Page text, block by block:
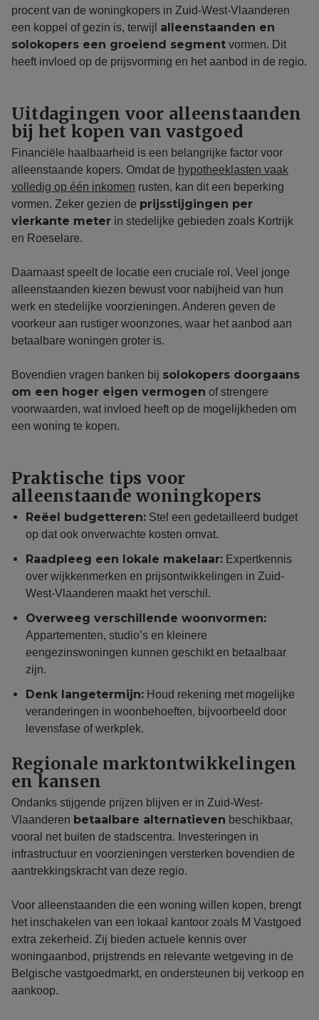
procent van de woningkopers in Zuid-West-Vlaanderen
een koppel of gezin is, terwijl alleenstaanden en
solokopers een groeiend segment vormen. Dit
heeft invloed op de prijsvorming en het aanbod in de regio.
Uitdagingen voor alleenstaanden
bij het kopen van vastgoed
Financiële haalbaarheid is een belangrijke factor voor
alleenstaande kopers. Omdat de hypotheeklasten vaak
volledig op één inkomen rusten, kan dit een beperking
vormen. Zeker gezien de prijsstijgingen per
vierkante meter in stedelijke gebieden zoals Kortrijk
en Roeselare.
Daarnaast speelt de locatie een cruciale rol. Veel jonge
alleenstaanden kiezen bewust voor nabijheid van hun
werk en stedelijke voorzieningen. Anderen geven de
voorkeur aan rustiger woonzones, waar het aanbod aan
betaalbare woningen groter is.
Bovendien vragen banken bij solokopers doorgaans
om een hoger eigen vermogen of strengere
voorwaarden, wat invloed heeft op de mogelijkheden om
een woning te kopen.
Praktische tips voor
alleenstaande woningkopers
Reëel budgetteren: Stel een gedetailleerd budget
op dat ook onverwachte kosten omvat.
Raadpleeg een lokale makelaar: Expertkennis
over wijkkenmerken en prijsontwikkelingen in Zuid-
West-Vlaanderen maakt het verschil.
Overweeg verschillende woonvormen:
Appartementen, studio’s en kleinere
eengezinswoningen kunnen geschikt en betaalbaar
zijn.
Denk langetermijn: Houd rekening met mogelijke
veranderingen in woonbehoeften, bijvoorbeeld door
levensfase of werkplek.
Regionale marktontwikkelingen
en kansen
Ondanks stijgende prijzen blijven er in Zuid-West-
Vlaanderen betaalbare alternatieven beschikbaar,
vooral net buiten de stadscentra. Investeringen in
infrastructuur en voorzieningen versterken bovendien de
aantrekkingskracht van deze regio.
Voor alleenstaanden die een woning willen kopen, brengt
het inschakelen van een lokaal kantoor zoals M Vastgoed
extra zekerheid. Zij bieden actuele kennis over
woningaanbod, prijstrends en relevante wetgeving in de
Belgische vastgoedmarkt, en ondersteunen bij verkoop en
aankoop.